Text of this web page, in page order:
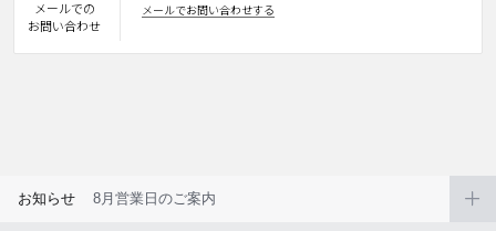
メールでの
お問い合わせ
メールでお問い合わせする
お知らせ 8月営業日のご案内